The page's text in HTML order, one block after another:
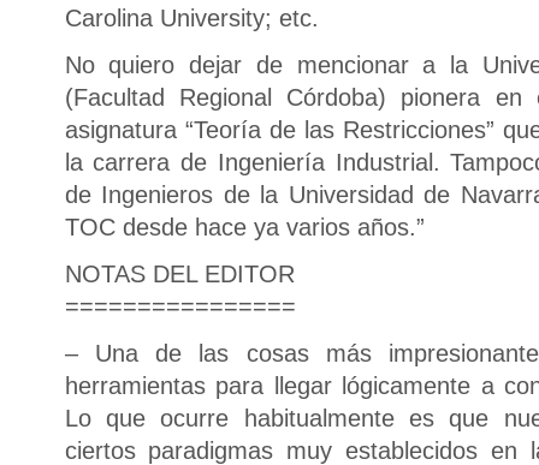
Carolina University; etc.
No quiero dejar de mencionar a la
(Facultad Regional Córdoba) pionera
asignatura “Teoría de las Restricciones”
la carrera de Ingeniería Industrial.
de Ingenieros de la Universidad de
TOC desde hace ya varios años.”
NOTAS DEL EDITOR
================
– Una de las cosas más
herramientas para llegar lógicamente a
Lo que ocurre habitualmente es que
ciertos paradigmas muy establecidos en